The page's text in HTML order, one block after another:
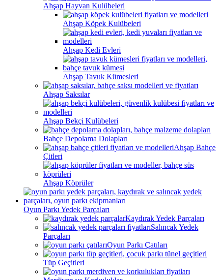
Ahşap Hayvan Kulübeleri
Ahşap Köpek Kulübeleri
Ahşap Kedi Evleri
Ahşap Tavuk Kümesleri
Ahşap Saksılar
Ahşap Bekçi Kulübeleri
Bahçe Depolama Dolapları
Ahşap Bahçe
Çitleri
Ahşap Köprüler
Oyun Parkı Yedek Parçaları
Kaydırak Yedek Parçaları
Salıncak Yedek
Parçaları
Oyun Parkı Çatıları
Tüp Geçitleri